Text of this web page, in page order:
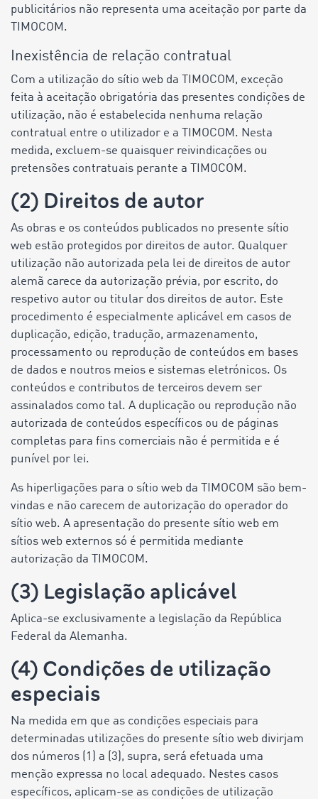
publicitários não representa uma aceitação por parte da
TIMOCOM.
Inexistência de relação contratual
Com a utilização do sítio web da TIMOCOM, exceção
feita à aceitação obrigatória das presentes condições de
utilização, não é estabelecida nenhuma relação
contratual entre o utilizador e a TIMOCOM. Nesta
medida, excluem-se quaisquer reivindicações ou
pretensões contratuais perante a TIMOCOM.
(2) Direitos de autor
As obras e os conteúdos publicados no presente sítio
web estão protegidos por direitos de autor. Qualquer
utilização não autorizada pela lei de direitos de autor
alemã carece da autorização prévia, por escrito, do
respetivo autor ou titular dos direitos de autor. Este
procedimento é especialmente aplicável em casos de
duplicação, edição, tradução, armazenamento,
processamento ou reprodução de conteúdos em bases
de dados e noutros meios e sistemas eletrónicos. Os
conteúdos e contributos de terceiros devem ser
assinalados como tal. A duplicação ou reprodução não
autorizada de conteúdos específicos ou de páginas
completas para fins comerciais não é permitida e é
punível por lei.
As hiperligações para o sítio web da TIMOCOM são bem-
vindas e não carecem de autorização do operador do
sítio web. A apresentação do presente sítio web em
sítios web externos só é permitida mediante
autorização da TIMOCOM.
(3) Legislação aplicável
Aplica-se exclusivamente a legislação da República
Federal da Alemanha.
(4) Condições de utilização
especiais
Na medida em que as condições especiais para
determinadas utilizações do presente sítio web divirjam
dos números (1) a (3), supra, será efetuada uma
menção expressa no local adequado. Nestes casos
específicos, aplicam-se as condições de utilização